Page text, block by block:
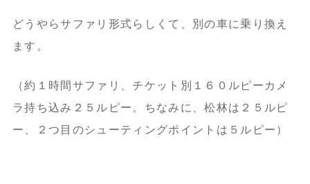
どうやらサファリ形式らしくて、別の車に乗り換え
ます。
（約１時間サファリ、チケット別１６０ルピーカメ
ラ持ち込み２５ルピー。ちなみに、松林は２５ルピ
ー、２つ目のシューティングポイントは５ルピー）